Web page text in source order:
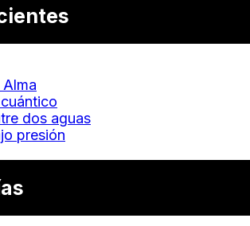
dos aguas
presión